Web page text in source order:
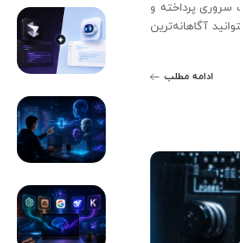
سروری پرداخته و
آگاهانه‌ترین
ادامه مطلب